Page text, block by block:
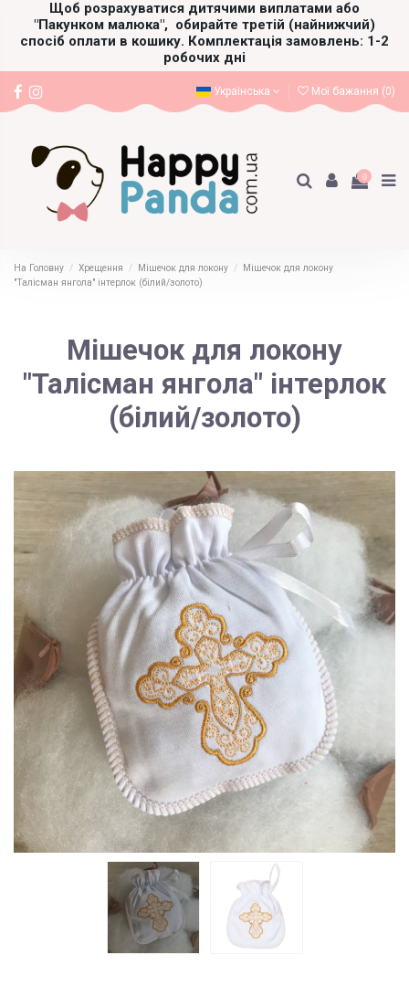
Щоб розрахуватися дитячими виплатами або
"Пакунком малюка", обирайте третій (найнижчий)
спосіб оплати в кошику. Комплектація замовлень: 1-2
робочих дні
Українська Мої бажання (0)
0
На Головну Хрещення Мішечок для локону
Мішечок для локону
"Талісман янгола" інтерлок (білий/золото)
Мішечок для локону
"Талісман янгола" інтерлок
(білий/золото)